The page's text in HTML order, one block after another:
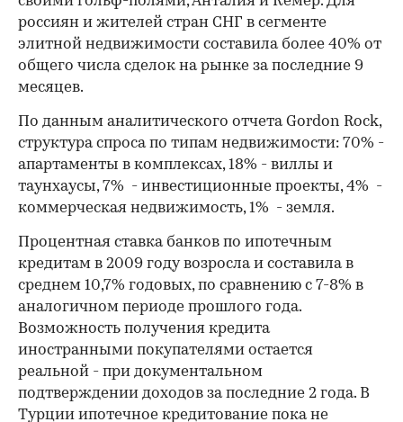
россиян и жителей стран СНГ в сегменте
элитной недвижимости составила более 40% от
общего числа сделок на рынке за последние 9
месяцев.
По данным аналитического отчета Gordon Rock,
структура спроса по типам недвижимости: 70% -
апартаменты в комплексах, 18% - виллы и
таунхаусы, 7% - инвестиционные проекты, 4% -
коммерческая недвижимость, 1% - земля.
Процентная ставка банков по ипотечным
кредитам в 2009 году возросла и составила в
среднем 10,7% годовых, по сравнению с 7-8% в
аналогичном периоде прошлого года.
Возможность получения кредита
иностранными покупателями остается
реальной - при документальном
подтверждении доходов за последние 2 года. В
Турции ипотечное кредитование пока не